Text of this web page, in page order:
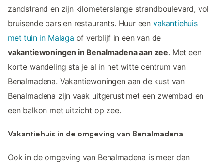
zandstrand en zijn kilometerslange strandboulevard, vol
bruisende bars en restaurants. Huur een vakantiehuis
met tuin in Malaga of verblijf in een van de
vakantiewoningen in Benalmadena aan zee. Met een
korte wandeling sta je al in het witte centrum van
Benalmadena. Vakantiewoningen aan de kust van
Benalmadena zijn vaak uitgerust met een zwembad en
een balkon met uitzicht op zee.
Vakantiehuis in de omgeving van Benalmadena
Ook in de omgeving van Benalmadena is meer dan